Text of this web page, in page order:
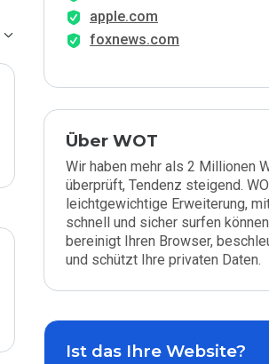
apple.com
foxnews.com
Über WOT
Wir haben mehr als 2 Millionen
überprüft, Tendenz steigend.
leichtgewichtige Erweiterung,
schnell und sicher surfen
bereinigt Ihren Browser,
und schützt Ihre privaten Daten.
Ist das Ihre Website?